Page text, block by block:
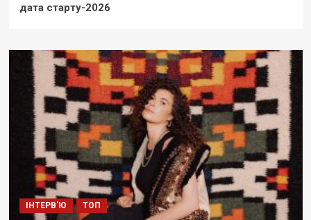
дата старту-2026
ІНТЕРВ'Ю ТОП